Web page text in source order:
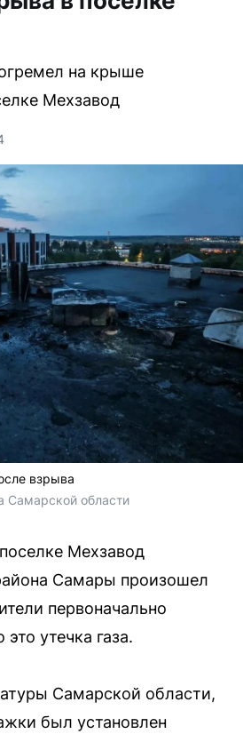
на крыше
Мехзавод
взрыва
Самарской области
Мехзавод
Самары произошел
первоначально
утечка газа.
Самарской области,
был установлен